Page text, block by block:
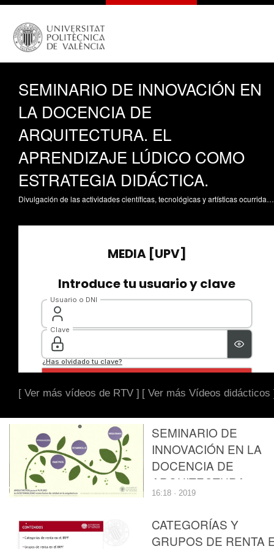
SEMINARIO DE INNOVACIÓN EN
LA DOCENCIA DE
ARQUITECTURA. EL
APRENDIZAJE LÚDICO COMO
ESTRATEGIA DIDÁCTICA.
Divulgación de las actividades científicas, tecnológicas y artísticas ocurridas en los tres campus de la UPV
[ Ver más vídeos de RTV ] [ Ver más Vídeos didácticos
SEMINARIO DE
INNOVACIÓN EN LA
DOCENCIA DE
ARQUITECTURA.
ARQUITECTOS PARA
EL FUTURO.
16:18 · 2019
CATEGORÍAS Y
GRUPOS DE RENTA